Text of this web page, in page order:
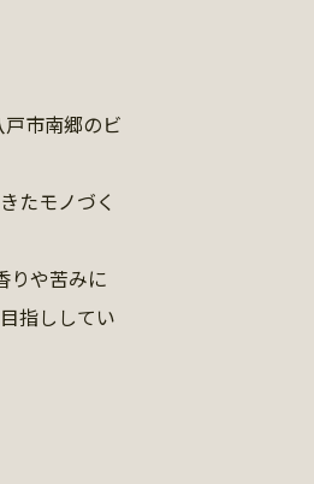
市南郷のビ
たモノづく
りや苦みに
指ししてい